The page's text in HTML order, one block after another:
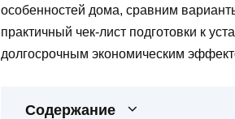
особенностей дома, сравним
практичный чек‑лист подготовки к
долгосрочным экономическим
Содержание